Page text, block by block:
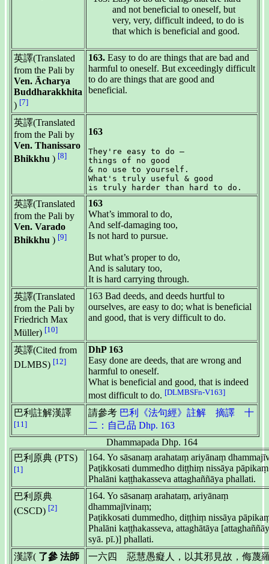
and not beneficial to oneself, but
very, very, difficult indeed, to do is
that which is beneficial and good.
英譯(Translated
from the Pali by
Ven. Ācharya
Buddharakkhita
) [7]
163. Easy to do are things that are bad and
harmful to oneself. But exceedingly difficult
to do are things that are good and
beneficial.
英譯(Translated
from the Pali by
Ven. Thanissaro
Bhikkhu ) [8]
163
They're easy to do —
things of no good
& no use to yourself.
What's truly useful & good
英譯(Translated
from the Pali by
Ven. Varado
Bhikkhu ) [9]
163
What’s immoral to do,
And self-damaging too,
Is not hard to pursue.
But what’s proper to do,
And is salutary too,
It is hard carrying through.
英譯(Translated
from the Pali by
Friedrich Max
Müller) [10]
163 Bad deeds, and deeds hurtful to
ourselves, are easy to do; what is beneficial
and good, that is very difficult to do.
英譯(Cited from
DLMBS) [12]
DhP 163
Easy done are deeds, that are wrong and
harmful to oneself.
What is beneficial and good, that is indeed
most difficult to do. [DLMBSFn-V163]
巴利註解漢譯
[11]
請參考 巴利《法句經》註解 摘譯 十
二：自己品 Dhp. 163
Dhammapada Dhp. 164
巴利原典 (PTS)
[1]
164. Yo sāsanaṃ arahataṃ ariyānaṃ
Paṭikkosati dummedho diṭṭhiṃ nissāya pāpikaṃ
Phalāni kaṭṭhakasseva attaghaññāya phallati.
巴利原典
(CSCD) [2]
164. Yo sāsanaṃ arahataṃ, ariyānaṃ
dhammajīvinaṃ;
Paṭikkosati dummedho, diṭṭhiṃ nissāya
Phalāni kaṭṭhakasseva, attaghātāya
syā. pī.)] phallati.
漢譯( 了參 法師 一六四 惡慧愚癡人，以其邪見故，侮蔑